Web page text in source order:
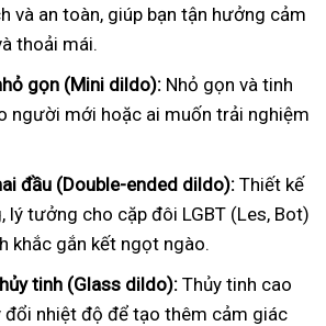
và an toàn, giúp bạn tận hưởng cảm
thoải mái.
gọn (Mini dildo): Nhỏ gọn và tinh
người mới hoặc ai muốn trải nghiệm
đầu (Double-ended dildo):Thiết kế
lý tưởng cho cặp đôi LGBT (Les, Bot)
khắc gắn kết ngọt ngào.
tinh (Glass dildo): Thủy tinh cao
đổi nhiệt độ để tạo thêm cảm giác